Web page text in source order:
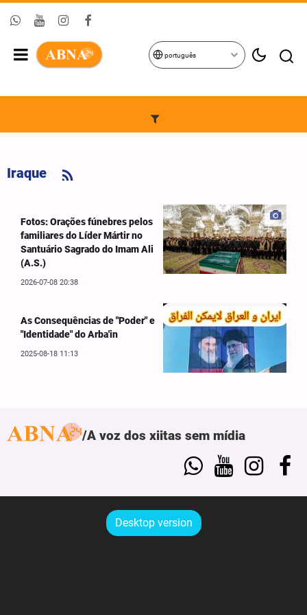
português
Iraque
Fotos: Orações fúnebres pelos
familiares do Líder Mártir no
Santuário Sagrado do Imam Ali
(A.S.)
2026-07-08 20:38
As Consequências de "Poder" e
"Identidade" do Arba'in
2025-08-18 11:13
A voz dos xiitas sem mídia
Desktop version